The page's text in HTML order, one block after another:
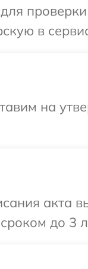
в
на
до 3